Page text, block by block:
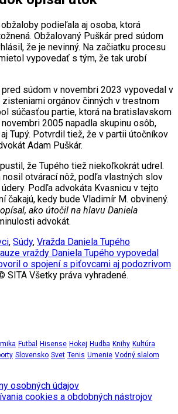
podieľala aj osoba, ktorá
Obžalovaný Puškár pred súdom
že je nevinný. Na začiatku procesu
vypovedať s tým, že tak urobí
súdom v novembri 2023 vypovedal v
orgánov činných v trestnom
súčasťou partie, ktorá na bratislavskom
2005 napadla skupinu osôb,
Tupý. Potvrdil tiež, že v partii útočníkov
Adam Puškár.
že Tupého tiež niekoľkokrát udrel.
otvárací nôž, podľa vlastných slov
Podľa advokáta Kvasnicu v tejto
čakajú, kedy bude Vladimír M. obvinený.
ako útočil na hlavu Daniela
advokát.
, Súdy, Vražda Daniela Tupého
vraždy Daniela Tupého vypovedal
o spojení s piťovcami aj podozrivom
SITA Všetky práva vyhradené.
Futbal Hisense Hokej Hudba Knihy Kultúra
Slovensko Svet Tenis Umenie Vodný slalom
osobných údajov
cookies a obdobných nástrojov